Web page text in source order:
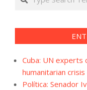
Cuba: UN experts
humanitarian
Política: Senador